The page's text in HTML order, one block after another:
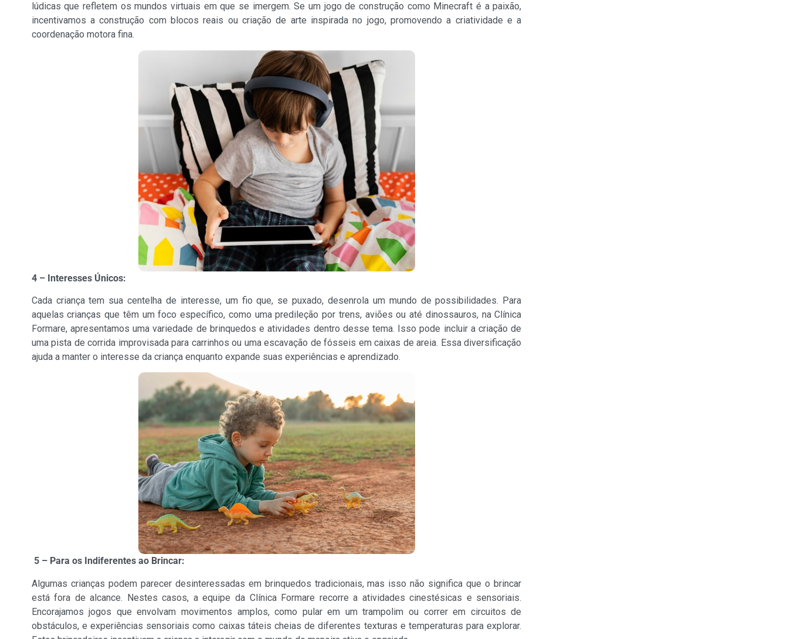
lúdicas que refletem os mundos virtuais em que se imergem. Se um jogo de construção como Minecraft é a paixão,
incentivamos a construção com blocos reais ou criação de arte inspirada no jogo, promovendo a criatividade e a
coordenação motora fina.
4 – Interesses Únicos:
Cada criança tem sua centelha de interesse, um fio que, se puxado, desenrola um mundo de possibilidades. Para
aquelas crianças que têm um foco específico, como uma predileção por trens, aviões ou até dinossauros, na Clínica
Formare, apresentamos uma variedade de brinquedos e atividades dentro desse tema. Isso pode incluir a criação de
uma pista de corrida improvisada para carrinhos ou uma escavação de fósseis em caixas de areia. Essa diversificação
ajuda a manter o interesse da criança enquanto expande suas experiências e aprendizado.
5 – Para os Indiferentes ao Brincar:
Algumas crianças podem parecer desinteressadas em brinquedos tradicionais, mas isso não significa que o brincar
está fora de alcance. Nestes casos, a equipe da Clínica Formare recorre a atividades cinestésicas e sensoriais.
Encorajamos jogos que envolvam movimentos amplos, como pular em um trampolim ou correr em circuitos de
obstáculos, e experiências sensoriais como caixas táteis cheias de diferentes texturas e temperaturas para explorar.